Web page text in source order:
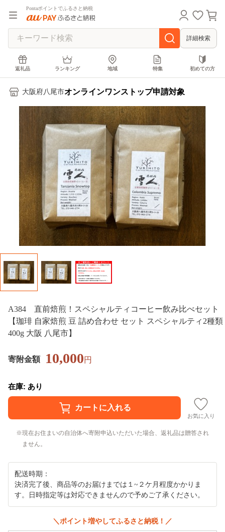
Pontaポイントでふるさと納税
詳細検索
返礼品 ランキング 地域 特集 初めての方
大阪府八尾市オンラインワンストップ申請対象
A384 直前焙煎！スペシャルティコーヒー飲み比べセット
【珈琲 自家焙煎 豆 詰め合わせ セット スペシャルティ2種類
400g 大阪 八尾市】
寄附金額 10,000円
在庫: あり
お気に入り
現在お住まいの自治体へ寄附申込いただいた場合、返礼品は贈答され
ません。
配送時期：
決済完了後、商品等のお届けまでは１~２ケ月程度かかりま
す。日時指定等は対応できませんので予めご了承ください。
＼ポイント増やしてふるさと納税！／